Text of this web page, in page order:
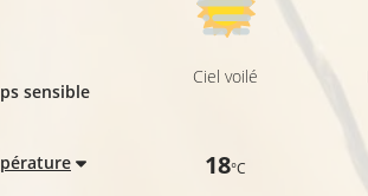
sensible
Ciel voilé
18°C